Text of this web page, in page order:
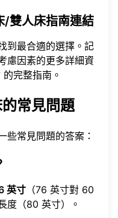
/雙人床指南連結
到最合適的選擇。記
慮因素的更多詳細資
的完整指南。
常見問題
些常見問題的答案：
英寸 （76 英寸對 60
度（80 英寸）。